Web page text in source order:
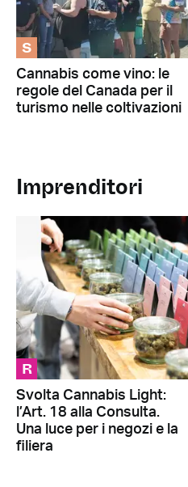
S
Cannabis come vino: le
regole del Canada per il
turismo nelle coltivazioni
Imprenditori
R
Svolta Cannabis Light:
l’Art. 18 alla Consulta.
Una luce per i negozi e la
filiera